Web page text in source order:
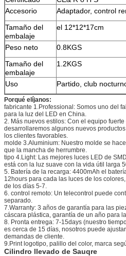
Accesorio
Adaptador, control
Tamaño del
embalaje
el 12*12*17cm
Peso neto
0.8KGS
Tamaño del
embalaje
1.2KGS
Uso Partido, club
Porqué elíjanos:
fabricante 1.Professional: Somos uno del
para la luz del LED en China.
2. Más nuevos estilos: Con el equipo
desarrollaremos algunos nuevos
los clientes favorables.
molde 3.Aluminium: Nuestro molde se
que la mancha de herrumbre.
tipo 4.Light: Las mejores luces LED de
está con la luz suave con la vida útil larga
5. Batería de la recarga: 4400mAh el
12hours para cada las luces de los
de los días 5-7.
6. control remoto: Un telecontrol puede
separado.
7.Warranty: 3 años de garantía para las
cáscara plástica, garantía de un año para
8. Pronta entrega: 7-15days (nuestro
es cerca de 15 días, nosotros puede
demandas de cliente.
9.Print logotipo, palillo del color, marca
Cilindro llevado de Sauqre